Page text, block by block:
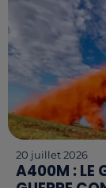
20 juillet 2026
A400M : LE